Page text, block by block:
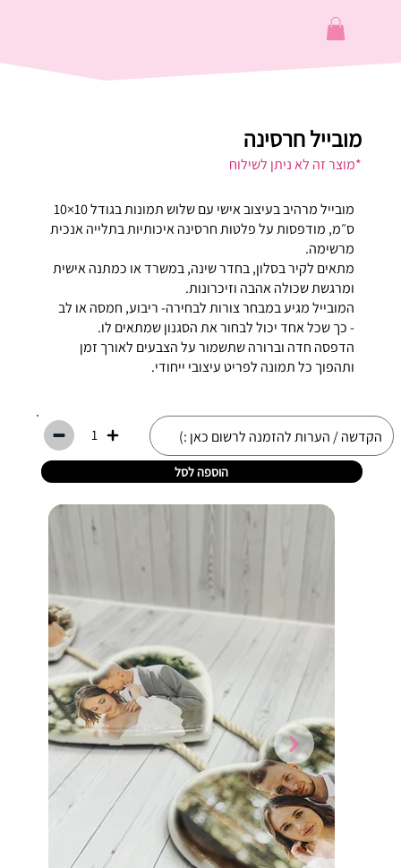
מובייל חרסינה
*מוצר זה לא ניתן לשילוח
מובייל מרהיב בעיצוב אישי עם שלוש תמונות בגודל 10×10
ס״מ, מודפסות על פלטות חרסינה איכותיות בתלייה אנכית
מרשימה.
מתאים לקיר בסלון, בחדר שינה, במשרד או כמתנה אישית
ומרגשת שכולה אהבה וזיכרונות.
המובייל מגיע במבחר צורות לבחירה- ריבוע, חמסה או לב
- כך שכל אחד יכול לבחור את הסגנון שמתאים לו.
הדפסה חדה וברורה שתשמור על הצבעים לאורך זמן
ותהפוך כל תמונה לפריט עיצובי ייחודי.
1
הוספה לסל